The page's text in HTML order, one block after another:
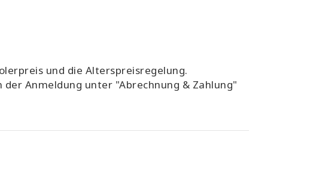
und die Alterspreisregelung.
Anmeldung unter "Abrechnung & Zahlung"